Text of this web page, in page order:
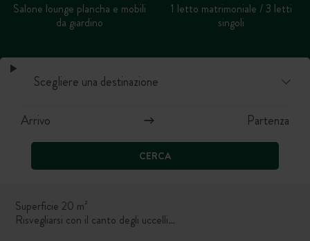
Salone lounge plancha e mobili
da giardino
1 letto matrimoniale / 3 letti
singoli
CERCA
Superficie 20 m²
Risvegliarsi con il canto degli uccelli…